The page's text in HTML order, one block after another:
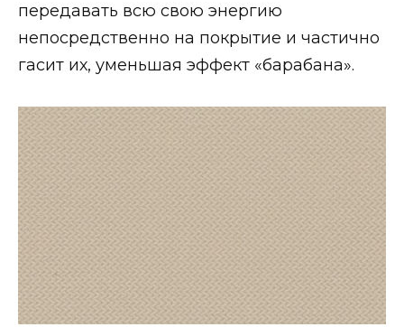
передавать всю свою энергию
непосредственно на покрытие и частично
гасит их, уменьшая эффект «барабана».